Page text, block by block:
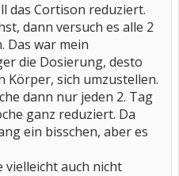
das Cortison reduziert.
dann versuch es alle 2
Das war mein
die Dosierung, desto
Körper, sich umzustellen.
dann nur jeden 2. Tag
ganz reduziert. Da
ein bisschen, aber es
vielleicht auch nicht